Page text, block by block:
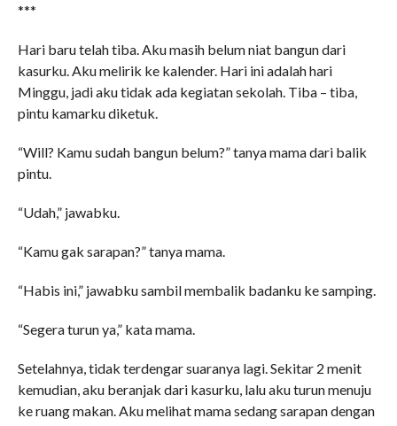
***
Hari baru telah tiba. Aku masih belum niat bangun dari
kasurku. Aku melirik ke kalender. Hari ini adalah hari
Minggu, jadi aku tidak ada kegiatan sekolah. Tiba – tiba,
pintu kamarku diketuk.
“Will? Kamu sudah bangun belum?” tanya mama dari balik
pintu.
“Udah,” jawabku.
“Kamu gak sarapan?” tanya mama.
“Habis ini,” jawabku sambil membalik badanku ke samping.
“Segera turun ya,” kata mama.
Setelahnya, tidak terdengar suaranya lagi. Sekitar 2 menit
kemudian, aku beranjak dari kasurku, lalu aku turun menuju
ke ruang makan. Aku melihat mama sedang sarapan dengan